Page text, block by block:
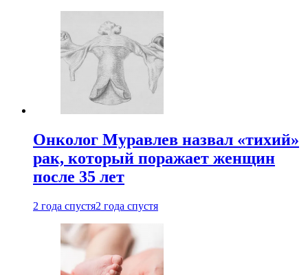
Онколог Муравлев назвал «тихий»
рак, который поражает женщин
после 35 лет
2 года спустя2 года спустя